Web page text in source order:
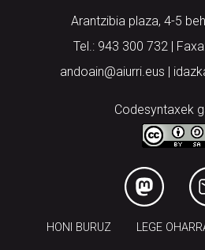
Arantzibia plaza, 4-5
Tel.: 943 300 732 |
andoain@aiurri.eus |
Codesyntaxek
HONI BURUZ LEGE